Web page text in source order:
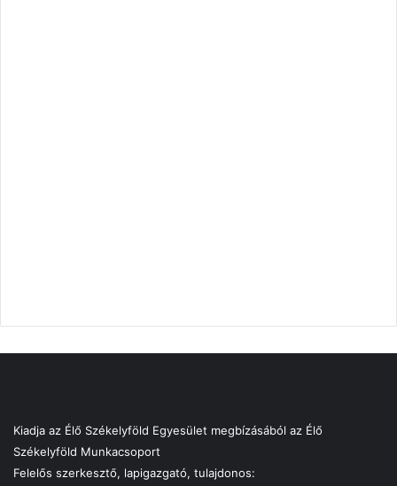
Kiadja az Élő Székelyföld Egyesület megbízásából az Élő
Székelyföld Munkacsoport
Felelős szerkesztő, lapigazgató, tulajdonos: